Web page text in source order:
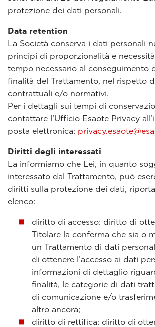
protezione dei dati personali.
Data retention
La Società conserva i dati personali
principi di proporzionalità e
tempo necessario al conseguimento
finalità del Trattamento, nel rispetto
contrattuali e/o normativi.
Per i dettagli sui tempi di
contattare l’Ufficio Esaote Privacy
posta elettronica:
Diritti degli interessati
La informiamo che Lei, in quanto
interessato dal Trattamento, può
diritti sulla protezione dei dati,
elenco:
diritto di accesso: diritto di
Titolare la conferma che sia o
un Trattamento di dati
di ottenere l’accesso ai dati
informazioni di dettaglio
finalità, le categorie di dati
di comunicazione e/o
altro ancora;
diritto di rettifica: diritto di